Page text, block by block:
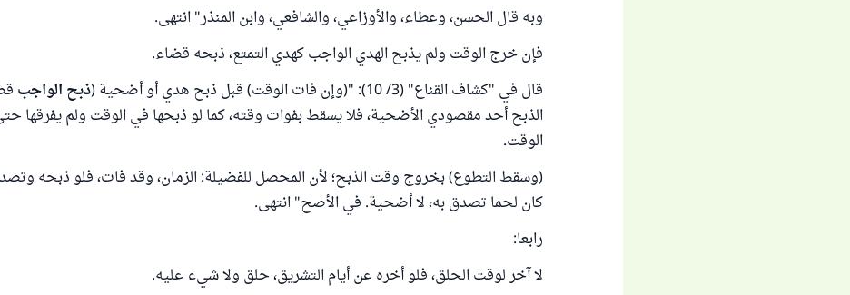
وبه قال الحسن، وعطاء، والأوزاعي، والشافعي، وابن المنذر" انتهى.
فإن خرج الوقت ولم يذبح الهدي الواجب كهدي التمتع، ذبحه قضاء.
قال في "كشاف القناع" (3/ 10): "(وإن فات الوقت) قبل ذبح هدي أو أضحية (
ذبح الواجب
الذبح أحد مقصودي الأضحية، فلا يسقط بفوات وقته، كما لو ذبحها في الوقت ولم يفرقها
الوقت.
(وسقط التطوع) بخروج وقت الذبح؛ لأن المحصل للفضيلة: الزمان، وقد فات، فلو ذبحه
كان لحما تصدق به، لا أضحية. في الأصح" انتهى.
رابعا:
لا آخر لوقت الحلق، فلو أخره عن أيام التشريق، حلق ولا شيء عليه.